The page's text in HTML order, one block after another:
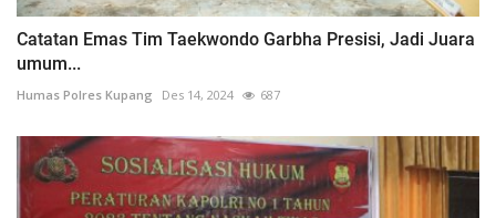
Catatan Emas Tim Taekwondo Garbha Presisi, Jadi Juara
umum...
Humas Polres Kupang Des 14, 2024 687